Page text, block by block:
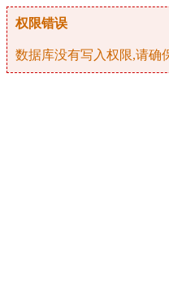
权限错误
数据库没有写入权限,请确